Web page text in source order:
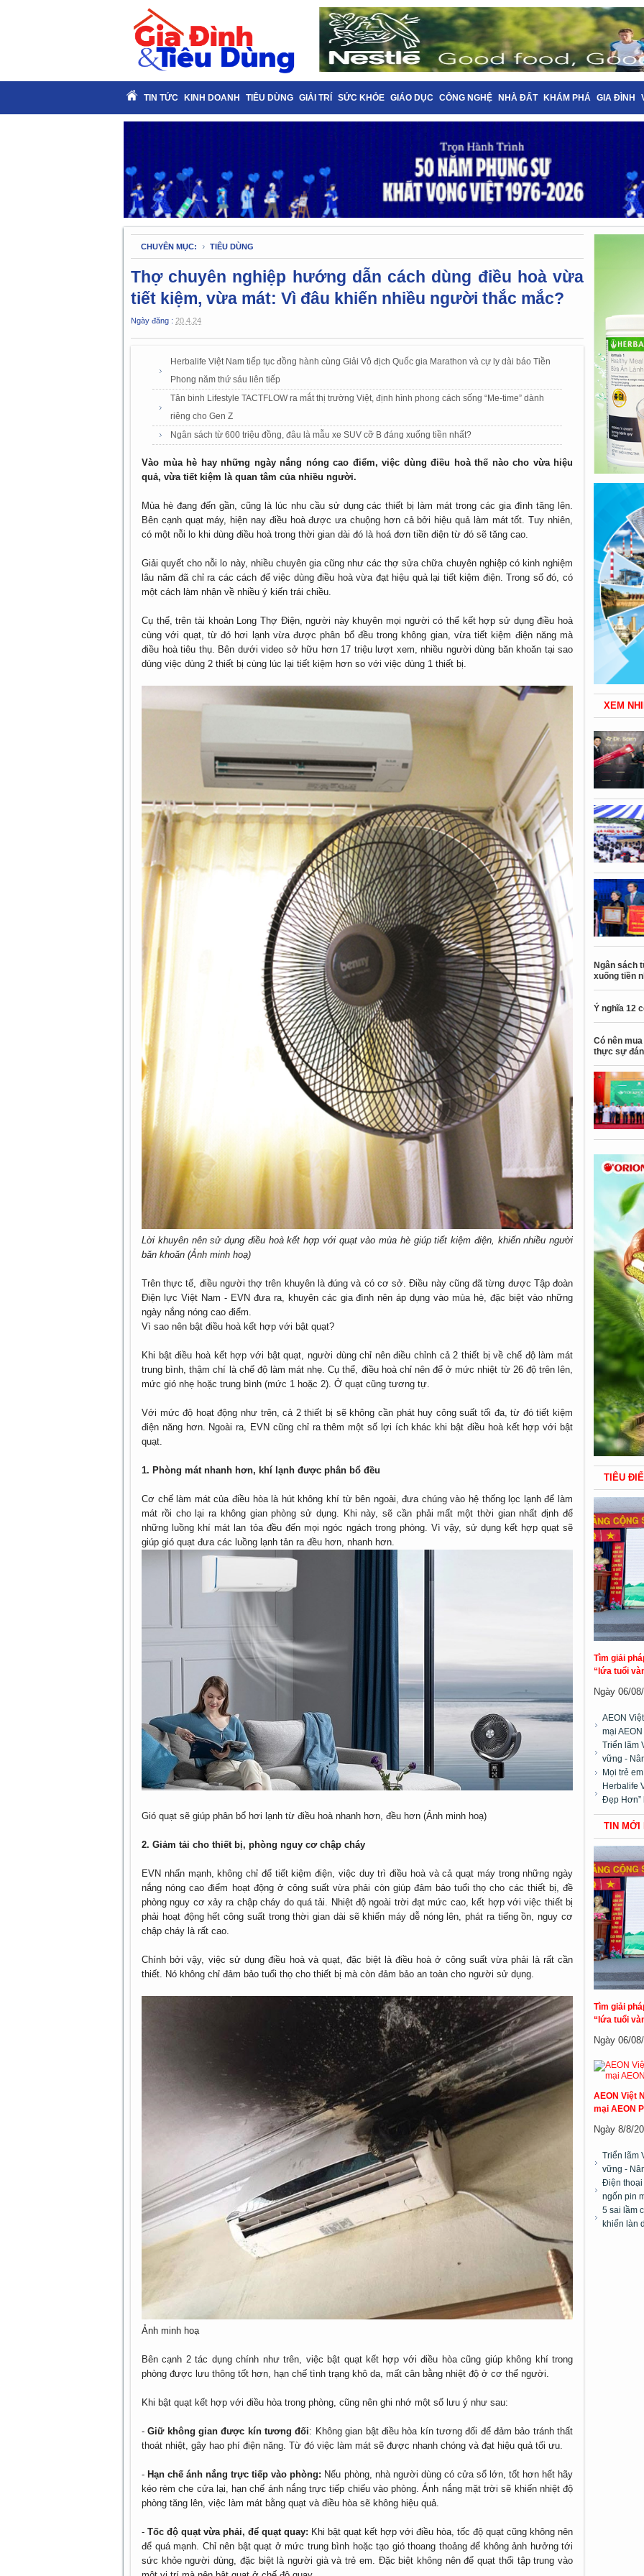
TIN TỨC KINH DOANH TIÊU DÙNG GIẢI TRÍ SỨC KHỎE GIÁO DỤC CÔNG NGHỆ NHÀ ĐẤT KHÁM PHÁ GIA ĐÌNH
CHUYÊN MỤC: TIÊU DÙNG
Thợ chuyên nghiệp hướng dẫn cách dùng điều hoà vừa
tiết kiệm, vừa mát: Vì đâu khiến nhiều người thắc mắc?
Ngày đăng : 20.4.24
Herbalife Việt Nam tiếp tục đồng hành cùng Giải Vô địch Quốc gia Marathon và cự ly dài báo Tiền
Phong năm thứ sáu liên tiếp
Tân binh Lifestyle TACTFLOW ra mắt thị trường Việt, định hình phong cách sống “Me-time” dành
riêng cho Gen Z
Ngân sách từ 600 triệu đồng, đâu là mẫu xe SUV cỡ B đáng xuống tiền nhất?
Vào mùa hè hay những ngày nắng nóng cao điểm, việc dùng điều hoà thế nào cho vừa hiệu
quả, vừa tiết kiệm là quan tâm của nhiều người.
Mùa hè đang đến gần, cũng là lúc nhu cầu sử dụng các thiết bị làm mát trong các gia đình tăng lên.
Bên cạnh quạt máy, hiện nay điều hoà được ưa chuộng hơn cả bởi hiệu quả làm mát tốt. Tuy nhiên,
có một nỗi lo khi dùng điều hoà trong thời gian dài đó là hoá đơn tiền điện từ đó sẽ tăng cao.
Giải quyết cho nỗi lo này, nhiều chuyên gia cũng như các thợ sửa chữa chuyên nghiệp có kinh nghiệm
lâu năm đã chỉ ra các cách để việc dùng điều hoà vừa đạt hiệu quả lại tiết kiệm điện. Trong số đó, có
một cách làm nhận về nhiều ý kiến trái chiều.
Cụ thể, trên tài khoản Long Thợ Điện, người này khuyên mọi người có thể kết hợp sử dụng điều hoà
cùng với quạt, từ đó hơi lạnh vừa được phân bổ đều trong không gian, vừa tiết kiệm điện năng mà
điều hoà tiêu thụ. Bên dưới video sở hữu hơn 17 triệu lượt xem, nhiều người dùng băn khoăn tại sao
dùng việc dùng 2 thiết bị cùng lúc lại tiết kiệm hơn so với việc dùng 1 thiết bị.
Lời khuyên nên sử dụng điều hoà kết hợp với quạt vào mùa hè giúp tiết kiệm điện, khiến nhiều người
băn khoăn (Ảnh minh hoạ)
Trên thực tế, điều người thợ trên khuyên là đúng và có cơ sở. Điều này cũng đã từng được Tập đoàn
Điện lực Việt Nam - EVN đưa ra, khuyên các gia đình nên áp dụng vào mùa hè, đặc biệt vào những
ngày nắng nóng cao điểm.
Vì sao nên bật điều hoà kết hợp với bật quạt?
Khi bật điều hoà kết hợp với bật quạt, người dùng chỉ nên điều chỉnh cả 2 thiết bị về chế độ làm mát
trung bình, thậm chí là chế độ làm mát nhẹ. Cụ thể, điều hoà chỉ nên để ở mức nhiệt từ 26 độ trên lên,
mức gió nhẹ hoặc trung bình (mức 1 hoặc 2). Ở quạt cũng tương tự.
Với mức độ hoạt động như trên, cả 2 thiết bị sẽ không cần phát huy công suất tối đa, từ đó tiết kiệm
điện năng hơn. Ngoài ra, EVN cũng chỉ ra thêm một số lợi ích khác khi bật điều hoà kết hợp với bật
quạt.
1. Phòng mát nhanh hơn, khí lạnh được phân bổ đều
Cơ chế làm mát của điều hòa là hút không khí từ bên ngoài, đưa chúng vào hệ thống lọc lạnh để làm
mát rồi cho lại ra không gian phòng sử dụng. Khi này, sẽ cần phải mất một thời gian nhất định để
những luồng khí mát lan tỏa đều đến mọi ngóc ngách trong phòng. Vì vậy, sử dụng kết hợp quạt sẽ
giúp gió quạt đưa các luồng lạnh tản ra đều hơn, nhanh hơn.
Gió quạt sẽ giúp phân bổ hơi lạnh từ điều hoà nhanh hơn, đều hơn (Ảnh minh hoạ)
2. Giảm tải cho thiết bị, phòng nguy cơ chập cháy
EVN nhấn mạnh, không chỉ để tiết kiệm điện, việc duy trì điều hoà và cả quạt máy trong những ngày
nắng nóng cao điểm hoạt động ở công suất vừa phải còn giúp đảm bảo tuổi thọ cho các thiết bị, đề
phòng nguy cơ xảy ra chập cháy do quá tải. Nhiệt độ ngoài trời đạt mức cao, kết hợp với việc thiết bị
phải hoạt động hết công suất trong thời gian dài sẽ khiến máy dễ nóng lên, phát ra tiếng ồn, nguy cơ
chập cháy là rất cao.
Chính bởi vậy, việc sử dụng điều hoà và quạt, đặc biệt là điều hoà ở công suất vừa phải là rất cần
thiết. Nó không chỉ đảm bảo tuổi thọ cho thiết bị mà còn đảm bảo an toàn cho người sử dụng.
Ảnh minh hoạ
Bên cạnh 2 tác dụng chính như trên, việc bật quạt kết hợp với điều hòa cũng giúp không khí trong
phòng được lưu thông tốt hơn, hạn chế tình trạng khô da, mất cân bằng nhiệt độ ở cơ thể người.
Khi bật quạt kết hợp với điều hòa trong phòng, cũng nên ghi nhớ một số lưu ý như sau:
-Giữ không gian được kín tương đối: Không gian bật điều hòa kín tương đối để đảm bảo tránh thất
thoát nhiệt, gây hao phí điện năng. Từ đó việc làm mát sẽ được nhanh chóng và đạt hiệu quả tối ưu.
- Hạn chế ánh nắng trực tiếp vào phòng: Nếu phòng, nhà người dùng có cửa sổ lớn, tốt hơn hết hãy
kéo rèm che cửa lại, hạn chế ánh nắng trực tiếp chiếu vào phòng. Ánh nắng mặt trời sẽ khiến nhiệt độ
phòng tăng lên, việc làm mát bằng quạt và điều hòa sẽ không hiệu quả.
- Tốc độ quạt vừa phải, để quạt quay: Khi bật quạt kết hợp với điều hòa, tốc độ quạt cũng không nên
để quá mạnh. Chỉ nên bật quạt ở mức trung bình hoặc tạo gió thoang thoảng để không ảnh hưởng tới
sức khỏe người dùng, đặc biệt là người già và trẻ em. Đặc biệt không nên để quạt thổi tập trung vào
XEM
Ngân sách
xuống tiền
Ý nghĩa 12
Có nên
thực sự
TIÊU
Tìm giải
“lứa tuổi
Ngày 06/
AEON
mại
Triển lãm
vững -
Mọi trẻ
Herbalife
Đẹp Hơn”
TIN MỚI
Tìm giải
“lứa tuổi
Ngày 06/
AEON Việt
mại AEON
Ngày 8/8/
Triển lãm
vững -
Điện thoại
ngốn pin
5 sai lầm
khiến làn